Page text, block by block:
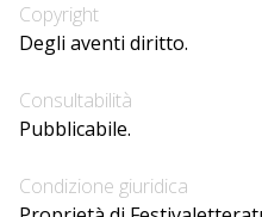
Copyright
Degli aventi diritto.
Consultabilità
Pubblicabile.
Condizione giuridica